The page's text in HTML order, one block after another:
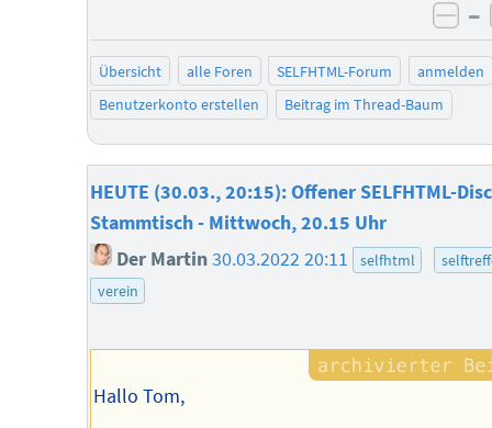
–
Übersicht alle Foren SELFHTML-Forum
anmelden
Benutzerkonto erstellen
Beitrag im Thread-Baum
HEUTE (30.03., 20:15): Offener SELFHTML-
Stammtisch - Mittwoch, 20.15 Uhr
Der Martin30.03.2022 20:11 selfhtml
verein
Hallo Tom,